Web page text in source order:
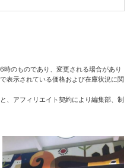
のものであり、変更される場合があり
表示されている価格および在庫状況に関
、アフィリエイト契約により編集部、制